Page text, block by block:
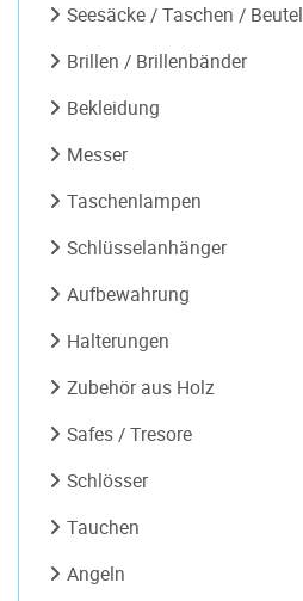
Seesäcke / Taschen / Beutel
Brillen / Brillenbänder
Bekleidung
Messer
Taschenlampen
Schlüsselanhänger
Aufbewahrung
Halterungen
Zubehör aus Holz
Safes / Tresore
Schlösser
Tauchen
Angeln